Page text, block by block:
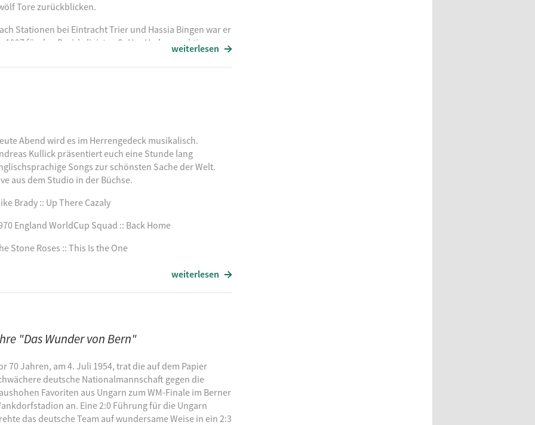
Tore zurückblicken.
Stationen bei Eintracht Trier und Hassia Bingen war er
1997 für den Bezirksligisten SpVgg Hadamar aktiv,
aktiven Karriere spielte er für die
Zudem steht er bis heute für die portugiesische
auf dem Platz. Zuletzt hatte Victor Lopes in
Europameisterschaft der Winzer-
Im Gespräch mit Moderator Andreas Kullick
von seiner abwechslungsreichen Karriere und
und Weinreben.
weiterlesen
Abend wird es im Herrengedeck musikalisch.
Kullick präsentiert euch eine Stunde lang
Songs zur schönsten Sache der Welt.
aus dem Studio in der Büchse.
Brady :: Up There Cazaly
England WorldCup Squad :: Back Home
Stone Roses :: This Is the One
Green
Crazy
Is a Dukla Prague Away Kit
weiterlesen
"Das Wunder von Bern"
70 Jahren, am 4. Juli 1954, trat die auf dem Papier
deutsche Nationalmannschaft gegen die
Favoriten aus Ungarn zum WM-Finale im Berner
an. Eine 2:0 Führung für die Ungarn
das deutsche Team auf wundersame Weise in ein 2:3